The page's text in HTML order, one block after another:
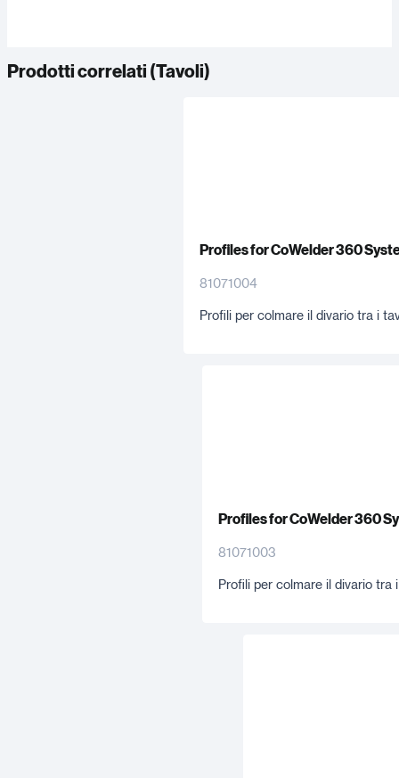
Prodotti correlati (Tavoli)
Profiles for CoWelder 360
81071004
Profili per colmare il divario tra i
Profiles for CoWelder 360
81071003
Profili per colmare il divario tra